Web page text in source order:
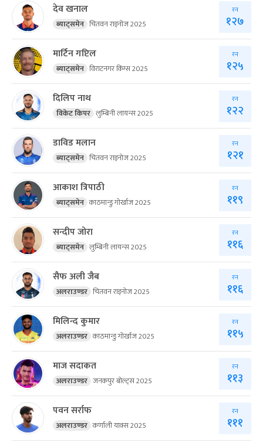
देव खनाल
ब्याट्समेन चितवन राइनोज 2025
रन
१२७
मार्टिन गप्टिल
ब्याट्समेन विराटनगर किंग्स 2025
रन
१२५
दिलिप नाथ
विकेट किपर लुम्बिनी लायन्स 2025
रन
१२२
डाविड मलान
ब्याट्समेन चितवन राइनोज 2025
रन
१२१
आकाश त्रिपाठी
ब्याट्समेन काठमान्डु गोर्खाज 2025
रन
११९
सन्दीप जोरा
ब्याट्समेन लुम्बिनी लायन्स 2025
रन
११६
सैफ अली जैब
अलराउण्डर चितवन राइनोज 2025
रन
११६
मिलिन्द कुमार
अलराउण्डर काठमान्डु गोर्खाज 2025
रन
११५
माज सदाकत
अलराउण्डर जनकपुर बोल्ट्स 2025
रन
११३
पवन सर्राफ
अलराउण्डर कर्णाली याक्स 2025
रन
१११